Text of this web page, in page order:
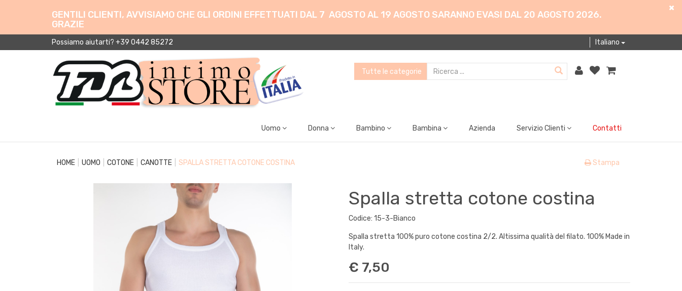
GENTILI CLIENTI, AVVISIAMO CHE GLI ORDINI EFFETTUATI DAL 7 AGOSTO AL 19 AGOSTO SARANNO EVASI DAL 20 AGOSTO 2026.
GRAZIE
Possiamo aiutarti? +39 0442 85272 Italiano
Uomo Donna Bambino Bambina Azienda Servizio Clienti Contatti
HOME UOMO COTONE CANOTTE SPALLA STRETTA COTONE COSTINA Stampa
Spalla stretta cotone costina
Codice: 15-3-Bianco
Spalla stretta 100% puro cotone costina 2/2. Altissima qualità del filato. 100% Made in
Italy.
€ 7,50